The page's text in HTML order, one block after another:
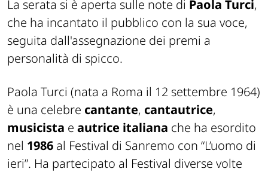
La serata si è aperta sulle note di Paola Turci,
che ha incantato il pubblico con la sua voce,
seguita dall'assegnazione dei premi a
personalità di spicco.
Paola Turci (nata a Roma il 12 settembre 1964)
è una celebre cantante, cantautrice,
musicista e autrice italiana che ha esordito
nel 1986 al Festival di Sanremo con “L’uomo di
ieri”. Ha partecipato al Festival diverse volte